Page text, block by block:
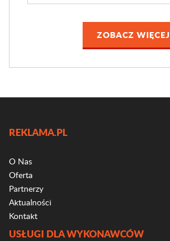
ZOBACZ WIĘCEJ
REKLAMA.PL
O Nas
Oferta
Partnerzy
Aktualności
Kontakt
USŁUGI DLA WYKONAWCÓW